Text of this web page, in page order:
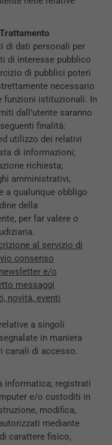
di dati personali per
di interesse pubblico
di pubblici poteri
necessario
funzioni istituzionali. In
dall’utente saranno
finalità:
utilizzo dei relativi
di informazioni;
richiesta;
amministrativi,
a qualunque obbligo
della
per far valere o
al servizio di
consenso
e/o
messaggi
novità, eventi
a singoli
in maniera
canali di accesso.
informatica; registrati
e/o custoditi in
modifica,
mediante
carattere fisico,